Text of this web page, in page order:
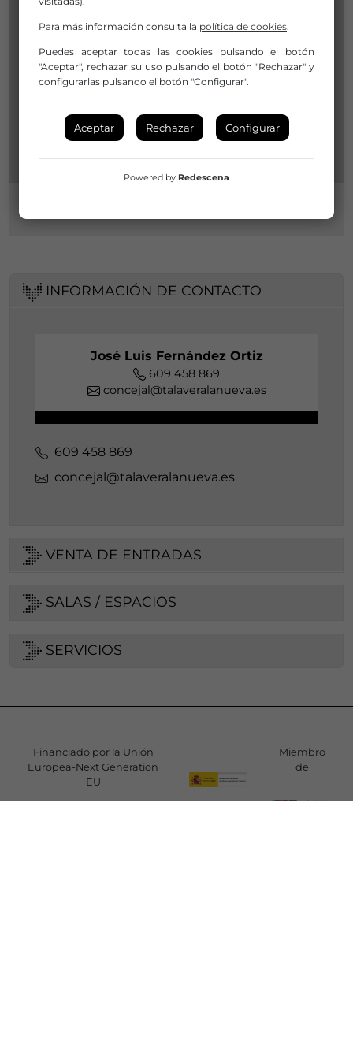
INFORMACIÓN DE CONTACTO
José Luis Fernández Ortiz
609 458 869
concejal@talaveralanueva.es
609 458 869
concejal@talaveralanueva.es
VENTA DE ENTRADAS
SALAS / ESPACIOS
SERVICIOS
Financiado por la Unión
Europea-Next Generation
EU
Miembro
de
Para más información consulta la política de cookies.
Puedes aceptar todas las cookies pulsando el botón
"Aceptar", rechazar su uso pulsando el botón "Rechazar" y
configurarlas pulsando el botón "Configurar".
Aceptar Rechazar Configurar
Powered by Redescena